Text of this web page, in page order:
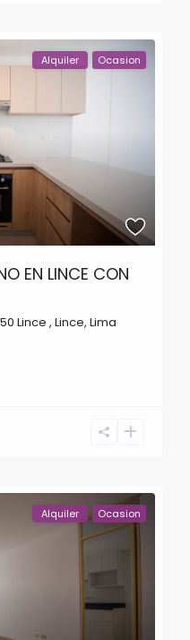
Alquiler Ocasion
EN LINCE CON
Lince ,Lince,Lima
Alquiler Ocasion